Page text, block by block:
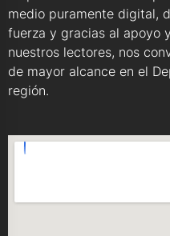
medio puramente digital,
fuerza y gracias al apoyo
nuestros lectores, nos
de mayor alcance en el
región.